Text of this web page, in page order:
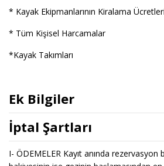
* Kayak Ekipmanlarının Kiralama Ücretleri
* Tüm Kişisel Harcamalar
*Kayak Takımları
Ek Bilgiler
İptal Şartları
I- ÖDEMELER Kayıt anında rezervasyon bedelinin en az %50’ si, bakiyesinin ise gezinin başlamasından en geç 21 gün önce ödenmesi gerekmektedir. Anılan süreler içinde belirtilen ödemelerin gerçekleştirilmemesi halinde yapılan rezervasyon iptal edilir. Bu durumda toplam gezi bedelinin %35’ i cayma tazminatı olarak tüketiciye fatura edilir. Tatilciniz turizm kredi kartı bilgilerini hiçbir koşulda 3. kişilerle paylaşmayacağını kabul ve taahüt eder II- İPTAL - VAZGEÇME - DEĞİŞİKLİKLER Not: Uçaklı Programlar da havayolu tarafından iptali yapılamadığı için rezervasyonun iptal ve iadesi yapılamamaktadır. 1- Seyahat acentesi gerekli yolcu sayısı kadar kesin kaydın oluşmaması veya mücbir sebeplerden ötürü geziyi hareket tarihinden 3 gün önce iptal edebilir, bu durumda tüketicinin tazminat hakkı yoktur. 2- a- Tüketicinin gezinin başlamasına 30 gün kalaya kadar iptal-değişiklik talep etmesi durumunda ücretinin tamamı iade edilir. Tüketici, Rezervasyonunu kendisinin veya birinci derecede akrabalarının 10 günlük mutat iştigaline engel rahatsızlıklarını ve ölümleri tam teşekküllü devlet hastanesinden alınacak resmi bir rapor ile belgelemeleri halleri dışında kalan bir sebep ile gezinin başlamasından 29-21 gün önce iptal-değişiklik talep etmesi halinde gezi bedelinin %35'ini, 20 günden az bir süre kala ise tamamını Tatilciniz Turizm’e ödemeyi kabul eder ve taahhüt eder. Erteleme-değişiklik yapılan rezervasyonlarda iptal hakkı bulunmamaktadır. b- Tüketici, indirimli satış döneminde satın almış olduğu Erken Rezervasyon İndirimli Ürününü herhangi bir sebeple iptal ettirmek isterse, ise gezi bedelinin tamamını Tatilciniz Turizm’e ödemeyi kabul eder ve taahhüt eder. c- Erken rezervasyon sigortası yaptıran misafirler giriş gününe 72 saat kala kesintisiz otel rezervasyonlarını iptal etme hakkına sahiptirler.Sigorta iptal edilmez, prim iadesi yapılmaz. Kapsam dışı haller; harp veya harp mahiyetindeki hareket, ihtilal, isyan, ayaklanma ve buna benzer hallerden doğan iç karışıklıklar, terör olayları, salgın ve yaygın hastalıklar, deprem, sel, yanardağ püskürmesi, yer kayması, doğal afetlerdir. d- ERKEN REZERVASYON SİGORTASI yaptırmayan misafirler ve rezervasyonlar için İPTAL-VAZGEÇMEDEĞİŞİKLİK sözleşme şartlarındaki ( b ) maddesi geçerlidir. e- Tüketici; indirimli satış döneminde satın almış olduğu indirimli erken rezervasyon ürününde herhangi bir sebeple tarih değişikliği yaptırmak isterse, talepte bulunduğu tarihte geçerli olan liste fiyatları üzerinden indirimsiz rezervasyon değişikliği yapılacağını kabul eder. 3- Tüketicinin başlangıcını kaçırdığı geziye, sonradan iştirak edeceğini yazılı olarak bildirmemesi durumunda, Seyahat acentesi, tüketici adına yapılmış tüm rezervasyonları 24 saat sonra iptal etme hakkına sahiptir. Bu gibi iptallerde tüketiciye herhangi bir ücret iadesi yapılmaz. 4- Mücbir sebepler: Olumsuz hava koşulları, yol engeli, grev, terör, savaş, savaş ihtimali, öngörülemez teknik hususlar gezinin başlamasına veya devamına engel teşkil ediyorsa, taraflarca mücbir sebep olarak kabul edilir. Yolcunun veya birinci derece akrabalarının 10 günlük mutat iştigaline engel rahatsızlıkları ve/veya ölümleri de mücbir sebeptir. 5- Seyahat acentesi, gerekli gördüğü durumlarda ilan ettiği veya kayıt aldığı turları gezi başlangıcından 7 gün TATİLCİNİZ TURİZM TİCARET LİMİTED ŞİRKETİ - - - öncesine kadar kısmen veya tamamen iptal edebilir. Aynı süre içinde, gezi kapsamındaki otel isimlerini, ulaşım araçları ile bunların hareket yerlerini, programda belirtilmiş ve gezilecek yer olarak gösterilmiş yerlerin ziyaret sıralarını değiştirebilir. Tüketici, bu değişiklik ve iptalleri kabul etmediği takdirde, rezervasyonunu iptal edip ödediği ücretin tamamını iade alma hakkına sahiptir. Bu durumda tüketicinin tazminat hakkı doğmaz. III- GENEL HÜKÜMLER 1- Tura katılan tüketicinin, her türlü gezide, 50cm x 70cm ebatlarından büyük olmamak kaydı ile 2 valiz, uçaklı seyahatlerde ise 15 kg. bagaj götürme ve getirme hakkı vardır.Valizlerin ve içindeki eşyaların her türlü sorumluluğu sahiplerine aittir. 2- Kokan, akan, yanıcı veya patlayıcı vasıfları olan veya çevresine rahatsızlık veren eşyalar ile kesici, delici ve ateşli silahlar ve her çeşit hayvan, Seyahat Acentesi’ nin ayrıca ve açıkca ve yazılı izni olmadan taşıt araçlarına ve konaklama tesislerine alınmazlar. Kimlik veya ruhsatlarının olması durumu değiştirmez. 3- Tüketiciye ait bagajların veya eşyalarının kaybı veya hasarı durumunda, Seyahat Acentesi personelinin AĞIR KUSURUNDAN doğmuş olması halinde, kaybolan veya hasar gören bagajın veya eşyanın veya içinde bulunan eşyalarının maddi ve manevi değeri ile sair vasıf ve özellikleri gözetilmeksizin, gezinin toplam bedeli içinde ulaşıma isabet eden kısmının 1/2’ si, kaybolan eşya ve valizin maddi ve manevi tazminatı olarak Seyahat Acentesi tarafından eşya sahibi tüketiciye ödenir. Seyahat Acentesi, tüketici tarafından kendisine yazılı olarak kıymetleri ile birlikte deklare edilerek teslim edilmiş eşyanın her türlü kaybından, hasarından ve çalınmasından, en çok gezinin ulaşım bedeli kadar sorumludur. 4- Satın alınan hizmete VİZE İŞLEMLERİ dahil değildir. Seyahat Acentasının vize alma taahhüdü yoktur. 5- Seyahat Acentesinin olası tur iptali bildirimleri, her tüketiciye münferiden yapebileceği gibi, yüksek tirajlı 2 gazetenin Türkiye baskısında ilan yolu ile genel olarak da yapılabilir. 6- Tüketicinin satın almış olduğu tur programındaki gezinin başlamasından sonra meydana gelen değişikliklerden Seyahat Acentesi sorumludur. Seyahat Acentesi, tüketici aleyhine olduğu ve zarar gördüğü aşikar değişiklikleri, gezi sırasında veya gezi sonrasında TÜRSAB KÜTAHYA ÇİZELGESİ hükümleri uyarınca tüketiciye bedel veya hizmet iadesi şeklinde tazmin edebileceği gibi, aynı zamanda, fiyata dahil olmayan ve gezi esnasında tüketiciye verilen ek hizmetler ile de telafi yoluna gidebilir. Ek veya ikame hizmetlerin tüketici tarafından alınıp kullanılması veya tüketilmesi, tüketicinin bedel iadesi ve tazminat haklarını ortadan kaldırır. 7- Tüketicinin, başladığı turu hizmetin kusurlu olduğundan bahisle terk etmesi halinde, turu terk ettiğini Seyahat Acentesi yetklisine ve konakladığı otele sebepleri ile birlikte yazılı olarak bildirmek zorundadır. Aksi halde tüketici turu terk etmiş sayılmaz ve hizmeti alıp kullanmış addolunur. 8- Tüketicinin satın aldığı tur programını şikayet ettiği halde